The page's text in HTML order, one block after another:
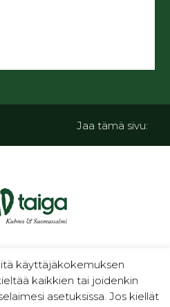
Jaa tämä sivu:
kulttuuria
käyttäjäkokemuksen
kaikkien tai joidenkin
asetuksissa. Jos kiellät